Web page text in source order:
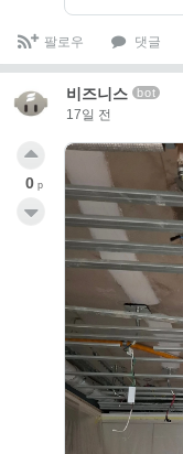
팔로우 댓글
비즈니스 bot
17일 전
0 p